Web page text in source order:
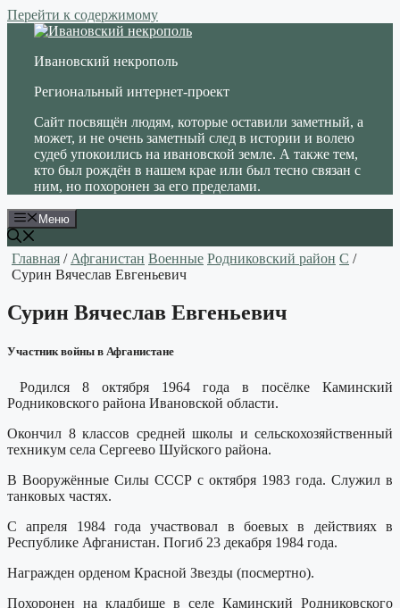
Перейти к содержимому
Ивановский некрополь
Региональный интернет-проект
Сайт посвящён людям, которые оставили заметный, а
может, и не очень заметный след в истории и волею
судеб упокоились на ивановской земле. А также тем,
кто был рождён в нашем крае или был тесно связан с
ним, но похоронен за его пределами.
Меню
Главная / Афганистан Военные Родниковский район С /
Сурин Вячеслав Евгеньевич
Сурин Вячеслав Евгеньевич
Участник войны в Афганистане
Родился 8 октября 1964 года в посёлке Каминский
Родниковского района Ивановской области.
Окончил 8 классов средней школы и сельскохозяйственный
техникум села Сергеево Шуйского района.
В Вооружённые Силы СССР с октября 1983 года. Служил в
танковых частях.
С апреля 1984 года участвовал в боевых в действиях в
Республике Афганистан. Погиб 23 декабря 1984 года.
Награжден орденом Красной Звезды (посмертно).
Похоронен на кладбище в селе Каминский Родниковского